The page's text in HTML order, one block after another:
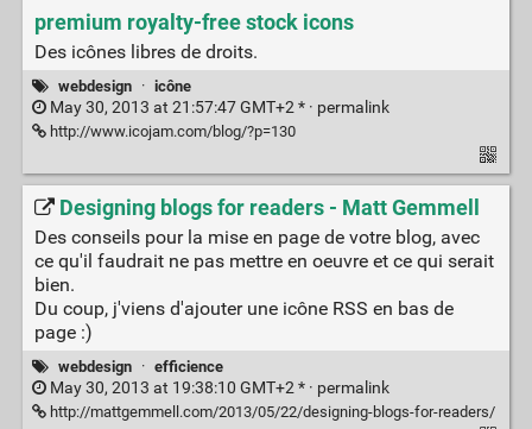
premium royalty-free stock icons
Des icônes libres de droits.
webdesign · icône
May 30, 2013 at 21:57:47 GMT+2 * · permalink
http://www.icojam.com/blog/?p=130
Designing blogs for readers - Matt Gemmell
Des conseils pour la mise en page de votre blog, avec
ce qu'il faudrait ne pas mettre en oeuvre et ce qui serait
bien.
Du coup, j'viens d'ajouter une icône RSS en bas de
page :)
webdesign · efficience
May 30, 2013 at 19:38:10 GMT+2 * · permalink
http://mattgemmell.com/2013/05/22/designing-blogs-for-readers/